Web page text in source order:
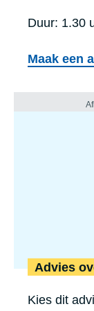
Duur: 1.30
Maak een
Advies
Kies dit